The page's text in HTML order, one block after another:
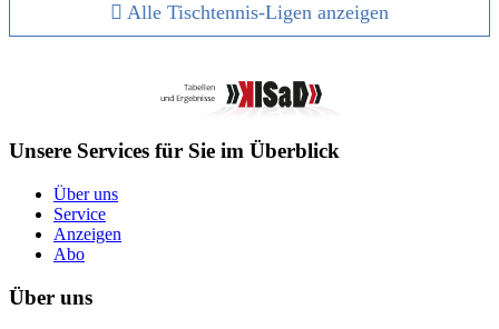
Alle Tischtennis-Ligen anzeigen
Unsere Services für Sie im Überblick
Über uns
Service
Anzeigen
Abo
Über uns